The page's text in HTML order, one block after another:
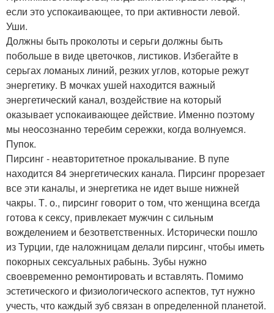
если это успокаивающее, то при активности левой.
Уши.
Должны быть проколоты и серьги должны быть
побольше в виде цветочков, листиков. Избегайте в
серьгах ломаных линий, резких углов, которые режут
энергетику. В мочках ушей находится важный
энергетический канал, воздействие на который
оказывает успокаивающее действие. Именно поэтому
мы неосознанно теребим сережки, когда волнуемся.
Пупок.
Пирсинг - неавторитетное прокалывание. В пупе
находится 84 энергетических канала. Пирсинг прорезает
все эти каналы, и энергетика не идет выше нижней
чакры. Т. о., пирсинг говорит о том, что женщина всегда
готова к сексу, привлекает мужчин с сильным
вожделением и безответственных. Исторически пошло
из Турции, где наложницам делали пирсинг, чтобы иметь
покорных сексуальных рабынь. Зубы нужно
своевременно ремонтировать и вставлять. Помимо
эстетического и физиологического аспектов, тут нужно
учесть, что каждый зуб связан в определенной планетой.